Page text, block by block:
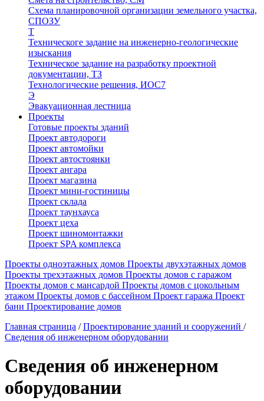
Схема планировочной организации земельного участка,
СПОЗУ
Т
Техническоге задание на инженерно-геологические
изыскания
Техническое задание на разработку проектной
документации, ТЗ
Технологические решения, ИОC7
Э
Эвакуационная лестница
Проекты
Готовые проекты зданий
Проект автодороги
Проект автомойки
Проект автостоянки
Проект ангара
Проект магазина
Проект мини-гостиницы
Проект склада
Проект таунхауса
Проект цеха
Проект шиномонтажки
Проект SPA комплекса
Проекты одноэтажных домов Проекты двухэтажных домов
Проекты трехэтажных домов Проекты домов с гаражом
Проекты домов с мансардой Проекты домов с цокольным
этажом Проекты домов с бассейном Проект гаража Проект
бани Проектирование домов
Главная страница / Проектирование зданий и сооружений /
Сведения об инженерном оборудовании
Сведения об инженерном
оборудовании